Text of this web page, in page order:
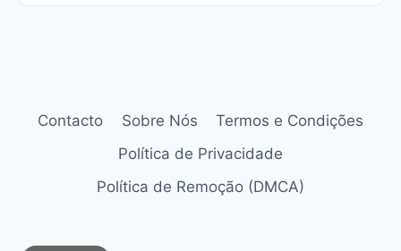
Contacto Sobre Nós
Termos e Condições
Política de Privacidade
Política de Remoção (DMCA)